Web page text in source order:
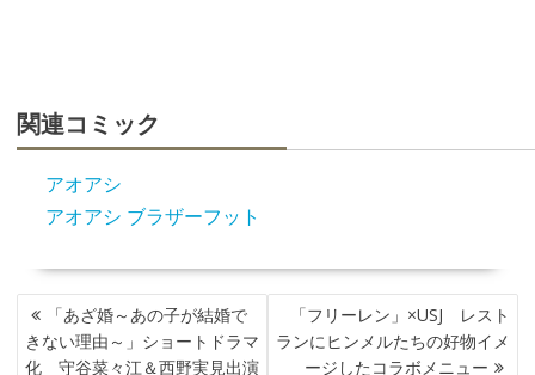
関連コミック
アオアシ
アオアシ ブラザーフット
投
稿
ナ
「あざ婚～あの子が結婚で
きない理由～」ショートドラマ
化 守谷菜々江＆西野実見出演
「フリーレン」×USJ レスト
ランにヒンメルたちの好物イメ
ージしたコラボメニュー